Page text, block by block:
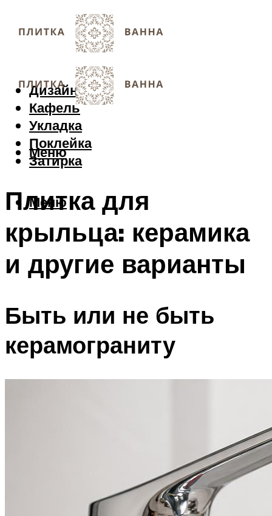
Дизайн
Кафель
Укладка
Поклейка
Затирка
Меню
Меню
Плитка для
крыльца: керамика
и другие варианты
Быть или не быть
керамограниту